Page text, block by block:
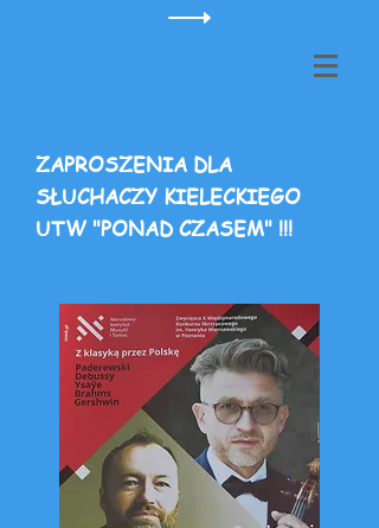
ZAPROSZENIA DLA
SŁUCHACZY KIELECKIEGO
UTW "PONAD CZASEM" !!!